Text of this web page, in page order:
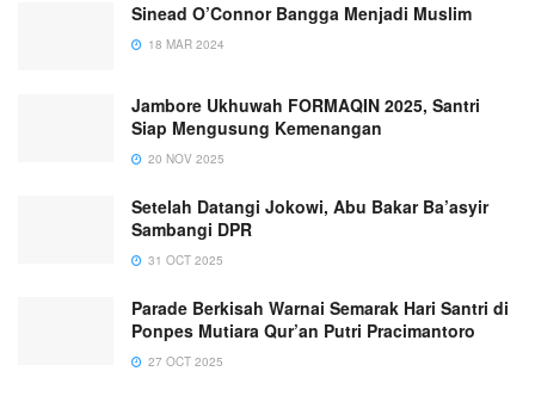
Sinead O’Connor Bangga Menjadi Muslim
18 MAR 2024
Jambore Ukhuwah FORMAQIN 2025, Santri
Siap Mengusung Kemenangan
20 NOV 2025
Setelah Datangi Jokowi, Abu Bakar Ba’asyir
Sambangi DPR
31 OCT 2025
Parade Berkisah Warnai Semarak Hari Santri di
Ponpes Mutiara Qur’an Putri Pracimantoro
27 OCT 2025